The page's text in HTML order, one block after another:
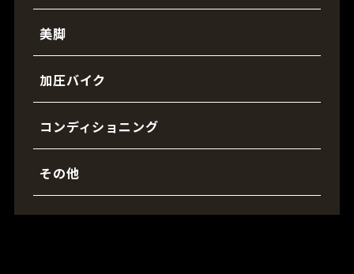
美脚
加圧バイク
コンディショニング
その他